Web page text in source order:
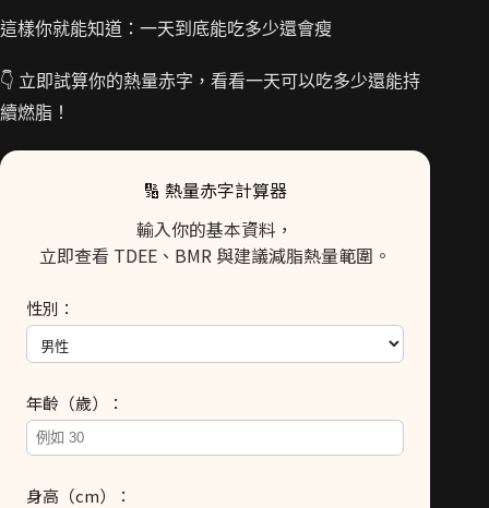
這樣你就能知道：一天到底能吃多少還會瘦
👇 立即試算你的熱量赤字，看看一天可以吃多少還能持
續燃脂！
🔢 熱量赤字計算器
輸入你的基本資料，
立即查看 TDEE、BMR 與建議減脂熱量範圍。
性別：
年齡（歲）：
身高（cm）：